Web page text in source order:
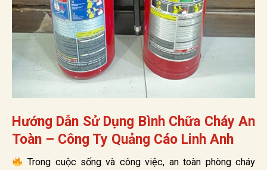
Hướng Dẫn Sử Dụng Bình Chữa Cháy An
Toàn – Công Ty Quảng Cáo Linh Anh
Trong cuộc sống và công việc, an toàn phòng cháy